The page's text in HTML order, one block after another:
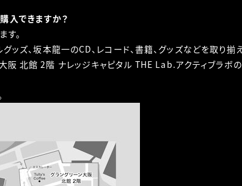
入できますか？
す。
グッズ、坂本龍一のCD、レコード、書籍、グッズなどを取り揃
大阪 北館 2階 ナレッジキャピタル THE Lab.アクティブラボ